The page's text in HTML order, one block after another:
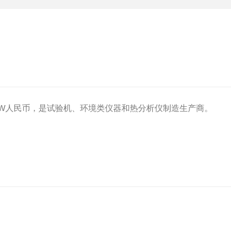
民币，是试验机、环境类仪器和热分析仪制造生产商。